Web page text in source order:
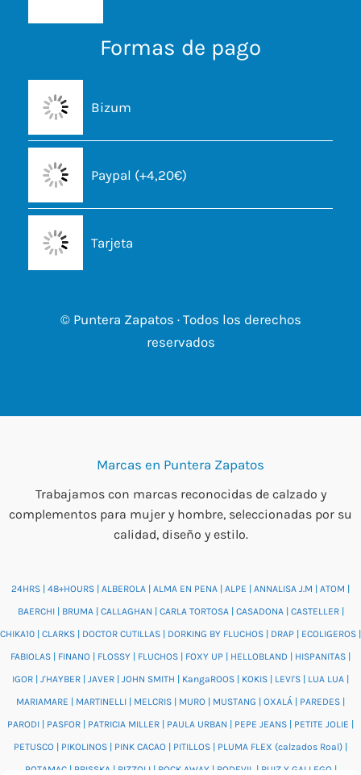
Formas de pago
Bizum
Paypal (+4,20€)
Tarjeta
© Puntera Zapatos · Todos los derechos
reservados
Marcas en Puntera Zapatos
Trabajamos con marcas reconocidas de calzado y
complementos para mujer y hombre, seleccionadas por su
calidad, diseño y estilo.
24HRS | 48+HOURS | ALBEROLA | ALMA EN PENA | ALPE | ANNALISA J.M | ATOM |
BAERCHI| BRUMA| CALLAGHAN | CARLA TORTOSA| CASADONA| CASTELLER|
CHIKA10 | CLARKS | DOCTOR CUTILLAS | DORKING BY FLUCHOS | DRAP | ECOLIGEROS |
FABIOLAS | FINANO | FLOSSY | FLUCHOS | FOXY UP | HELLOBLAND | HISPANITAS |
IGOR | J'HAYBER | JAVER | JOHN SMITH | KangaROOS | KOKIS | LEVI'S | LUA LUA |
MARIAMARE | MARTINELLI | MELCRIS | MURO | MUSTANG | OXALÁ | PAREDES |
PARODI | PASFOR | PATRICIA MILLER | PAULA URBAN | PEPE JEANS | PETITE JOLIE |
PETUSCO | PIKOLINOS | PINK CACAO | PITILLOS | PLUMA FLEX (calzados Roal) |
POTAMAC| PRISSKA | RIZZOLI| ROCK AWAY| RODEVIL | RUIZ Y GALLEGO|